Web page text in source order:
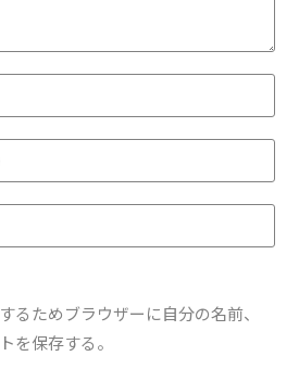
るためブラウザーに自分の名前、
を保存する。